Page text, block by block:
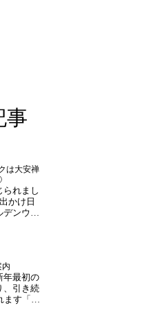
事
は大安禅
られまし
かけ日
ンウイ
っと大
きたい！
ら「...
内
年最初の
、引き続
ます「節